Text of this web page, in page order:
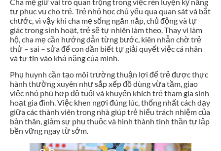
tự phục vụ cho trẻ. Trẻ nhỏ học chủ yếu qua quan sát và bắt
chước, vì vậy khi cha mẹ sống ngăn nắp, chủ động và tự
giác trong sinh hoạt, trẻ sẽ tự nhiên làm theo. Thay vì làm
hộ, cha mẹ cần hướng dẫn từng bước, kiên nhẫn chờ trẻ
thử – sai – sửa để con dần biết tự giải quyết việc cá nhân
và tự tin vào khả năng của mình.
Phụ huynh cần tạo môi trường thuận lợi để trẻ được thực
hành thường xuyên như sắp xếp đồ dùng vừa tầm, giao
việc nhỏ phù hợp độ tuổi và khuyến khích trẻ tham gia sinh
hoạt gia đình. Việc khen ngợi đúng lúc, thống nhất cách dạy
giữa các thành viên trong nhà giúp trẻ hiểu trách nhiệm của
bản thân, giảm sự phụ thuộc và hình thành tinh thần tự lập
bền vững ngay từ sớm.